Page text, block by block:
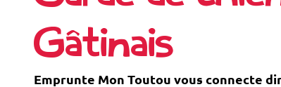
Gâtinais
Emprunte Mon Toutou vous connecte